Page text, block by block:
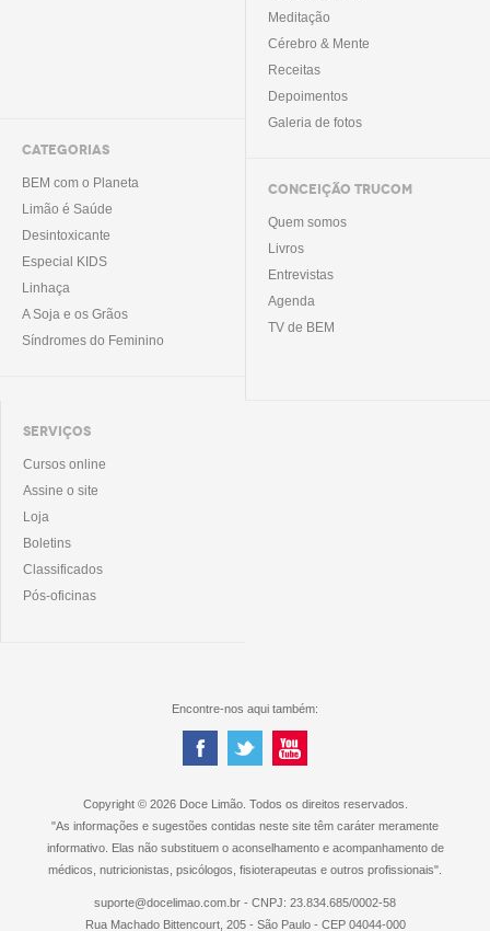
CATEGORIAS
BEM com o Planeta
Limão é Saúde
Desintoxicante
Especial KIDS
Linhaça
A Soja e os Grãos
Síndromes do Feminino
Meditação
Cérebro & Mente
Receitas
Depoimentos
Galeria de fotos
CONCEIÇÃO TRUCOM
Quem somos
Livros
Entrevistas
Agenda
TV de BEM
SERVIÇOS
Cursos online
Assine o site
Loja
Boletins
Classificados
Pós-oficinas
Encontre-nos aqui também:
Copyright © 2026 Doce Limão. Todos os direitos reservados.
"As informações e sugestões contidas neste site têm caráter meramente
informativo. Elas não substituem o aconselhamento e acompanhamento de
médicos, nutricionistas, psicólogos, fisioterapeutas e outros profissionais".
suporte@docelimao.com.br - CNPJ: 23.834.685/0002-58
Rua Machado Bittencourt, 205 - São Paulo - CEP 04044-000